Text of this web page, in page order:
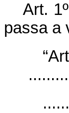
Art.
passa a